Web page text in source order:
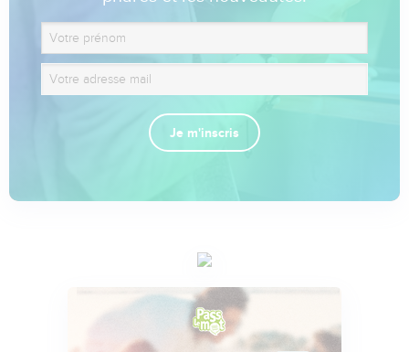
Je m'inscris